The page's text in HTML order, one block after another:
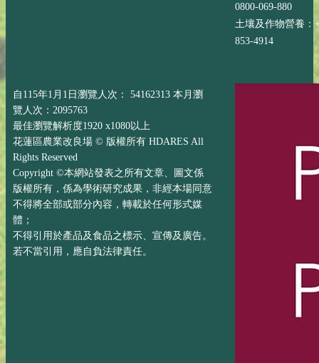
0800-069-880
土壤及作物營養：
853-4914
自115年1月1日瀏覽人次： 54162313 本月瀏
覽人次：2095763
最佳瀏覽解析度1920 x1080以上
花蓮區農業改良場 © 版權所有 HDARES All
Rights Reserved
Copyright ©本網站發表之所有文章、圖文係
版權所有，係為學術研究成果，非經本場同意
不得將全部或部分內容，轉載於任何形式媒
體；
不得引用於產品及食品之標示、宣傳及廣告。
若不當引用，應自負法律責任。